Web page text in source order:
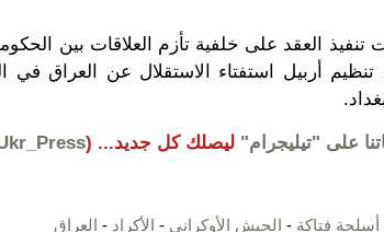
تنفيذ العقد على خلفية تأزم العلاقات بين
على "تيليجرام" ليصلك كل جديد... (
أسلحة فتاكة - الجيش الأوكراني - الأكراد - العراق